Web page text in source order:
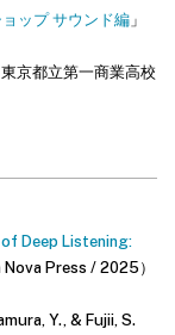
ップ サウンド編 」
京都立第一商業高校
of Deep Listening:
Nova Press / 2025）
Y., & Fujii, S.